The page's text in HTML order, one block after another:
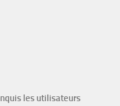
les utilisateurs